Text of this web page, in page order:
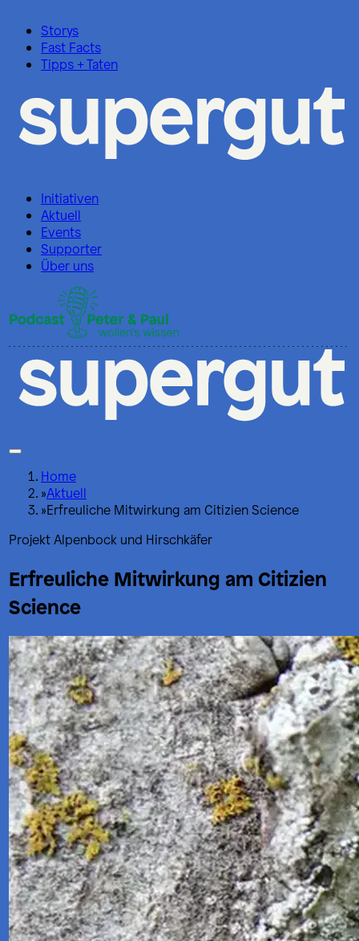
Storys
Fast Facts
Tipps + Taten
Initiativen
Aktuell
Events
Supporter
Über uns
Home
»Aktuell
»Erfreuliche Mitwirkung am Citizien Science
Projekt Alpenbock und Hirschkäfer
Erfreuliche Mitwirkung am Citizien
Science